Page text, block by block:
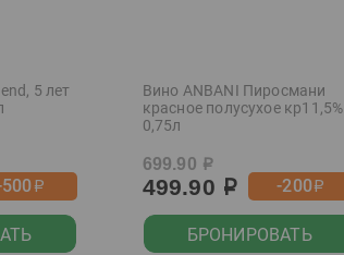
5 лет
р
Вино ANBANI Пиросмани
красное полусухое кр11,5%
0,75л
699.90 р
499.90 р -200р
БРОНИРОВАТЬ